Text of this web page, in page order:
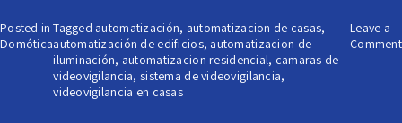
Posted in
Domótica
Tagged automatización, automatizacion de casas,
automatización de edificios, automatizacion de
iluminación, automatizacion residencial, camaras de
videovigilancia,sistema de videovigilancia,
videovigilancia en casas
Leave a
Comment